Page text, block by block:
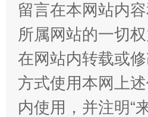
留言在本网站内
所属网站的一切
在网站内转载或
方式使用本网上
内使用，并注明“